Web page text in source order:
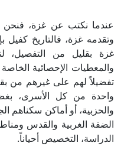
عندما نكتب عن غزة، فنحن
وتقدمه غزة، فالتاريخ كفيل
غزة بقليل من التفصيل،
والمعطيات الإحصائية
تفضيلاً لهم على غيرهم من
واحدة من كل الأسرى،
والحزبية، أو أماكن سكناهم
الدراسة، التخصيص أحياناً.